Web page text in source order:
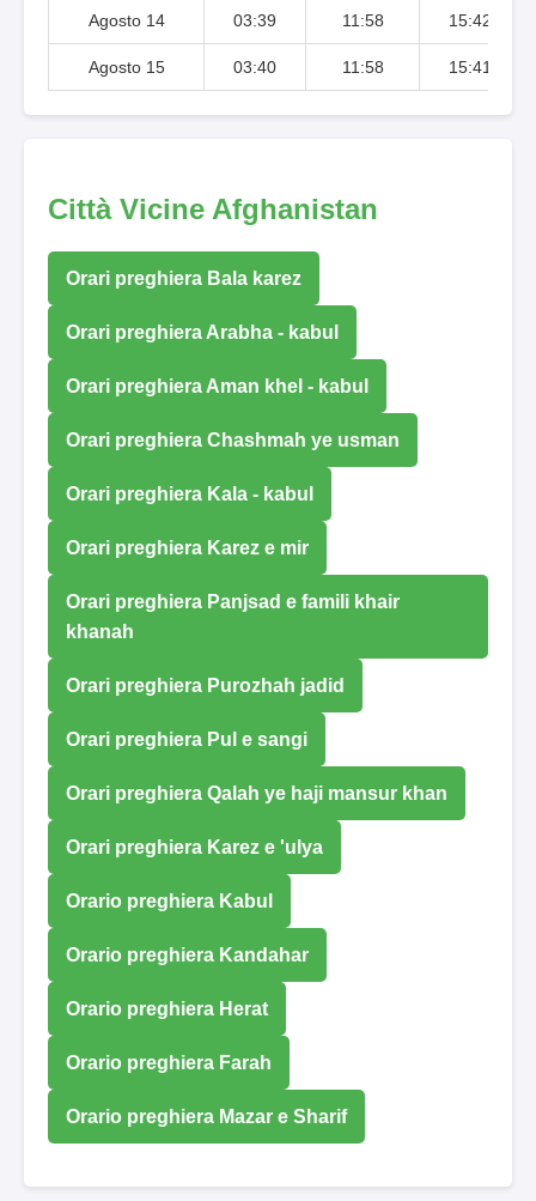
Agosto 14 03:39 11:58 15:42
Agosto 15 03:40 11:58 15:41
Città Vicine Afghanistan
Orari preghiera Bala karez
Orari preghiera Arabha - kabul
Orari preghiera Aman khel - kabul
Orari preghiera Chashmah ye usman
Orari preghiera Kala - kabul
Orari preghiera Karez e mir
Orari preghiera Panjsad e famili khair
khanah
Orari preghiera Purozhah jadid
Orari preghiera Pul e sangi
Orari preghiera Qalah ye haji mansur khan
Orari preghiera Karez e 'ulya
Orario preghiera Kabul
Orario preghiera Kandahar
Orario preghiera Herat
Orario preghiera Farah
Orario preghiera Mazar e Sharif